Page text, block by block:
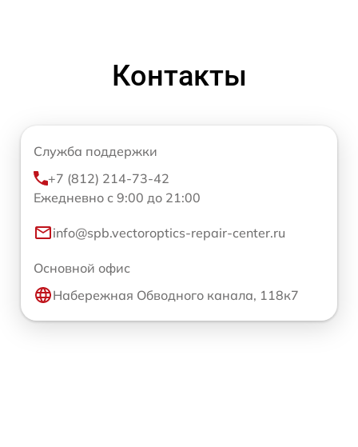
Контакты
Служба поддержки
+7 (812) 214-73-42
Ежедневно с 9:00 до 21:00
info@spb.vectoroptics-repair-center.ru
Основной офис
Набережная Обводного канала, 118к7